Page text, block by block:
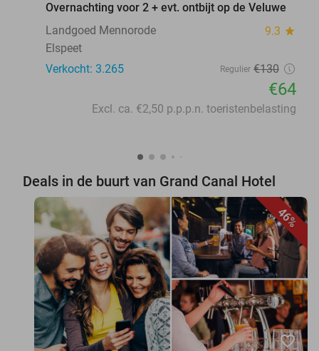
Overnachting voor 2 + evt. ontbijt op de Veluwe
Landgoed Mennorode
9.3 star
Elspeet
Verkocht: 3.265
Regulier €130
€64
Excl. ca. €2,50 p.p.p.n. toeristenbelasting
Deals in de buurt van Grand Canal Hotel
46%
favorite_border